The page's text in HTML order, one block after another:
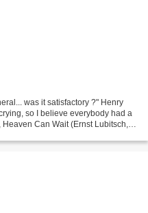
was it satisfactory ?" Henry
so I believe everybody had a
Can Wait (Ernst Lubitsch,